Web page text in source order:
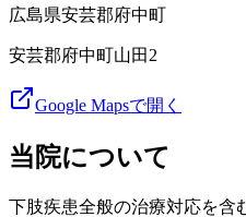
広島県安芸郡府中町
安芸郡府中町山田2
Google Mapsで開く
当院について
下肢疾患全般の治療対応を含